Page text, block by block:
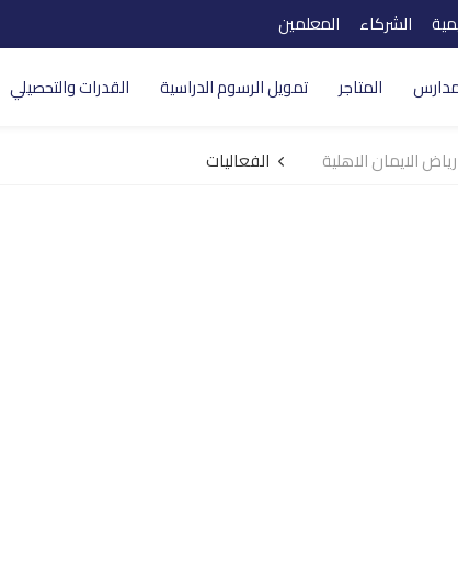
الشركاء المعلمين
المتاجر تمويل الرسوم الدراسية القدرات والتحصيلي
الايمان الاهلية الفعاليات